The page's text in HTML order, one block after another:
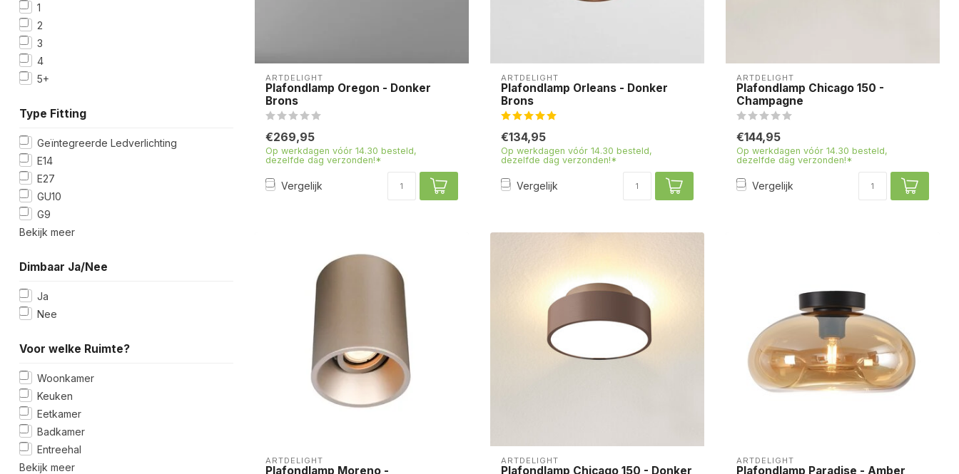
1
2
3
4
5+
Type Fitting
Geïntegreerde Ledverlichting
E14
E27
GU10
G9
Bekijk meer
Dimbaar Ja/Nee
Ja
Nee
Voor welke Ruimte?
Woonkamer
Keuken
Eetkamer
Badkamer
Entreehal
Bekijk meer
ARTDELIGHT
Plafondlamp Oregon - Donker
Brons
€269,95
Op werkdagen vóór 14.30 besteld,
dezelfde dag verzonden!*
Vergelijk
ARTDELIGHT
Plafondlamp Orleans - Donker
Brons
€134,95
Op werkdagen vóór 14.30 besteld,
dezelfde dag verzonden!*
Vergelijk
ARTDELIGHT
Plafondlamp Chicago 150 -
Champagne
€144,95
Op werkdagen vóór 14.30 besteld,
dezelfde dag verzonden!*
Vergelijk
ARTDELIGHT
Plafondlamp Moreno -
ARTDELIGHT
Plafondlamp Chicago 150 - Donker
ARTDELIGHT
Plafondlamp Paradise - Amber